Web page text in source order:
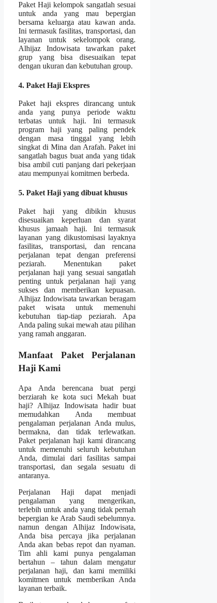
Paket Haji kelompok sangatlah sesuai
untuk anda yang mau bepergian
bersama keluarga atau kawan anda.
Ini termasuk fasilitas, transportasi, dan
layanan untuk sekelompok orang.
Alhijaz Indowisata tawarkan paket
grup yang bisa disesuaikan tepat
dengan ukuran dan kebutuhan group.
4. Paket Haji Ekspres
Paket haji ekspres dirancang untuk
anda yang punya periode waktu
terbatas untuk haji. Ini termasuk
program haji yang paling pendek
dengan masa tinggal yang lebih
singkat di Mina dan Arafah. Paket ini
sangatlah bagus buat anda yang tidak
bisa ambil cuti panjang dari pekerjaan
atau mempunyai komitmen berbeda.
5. Paket Haji yang dibuat khusus
Paket haji yang dibikin khusus
disesuaikan keperluan dan syarat
khusus jamaah haji. Ini termasuk
layanan yang dikustomisasi layaknya
fasilitas, transportasi, dan rencana
perjalanan tepat dengan preferensi
peziarah. Menentukan paket
perjalanan haji yang sesuai sangatlah
penting untuk perjalanan haji yang
sukses dan memberikan kepuasan.
Alhijaz Indowisata tawarkan beragam
paket wisata untuk memenuhi
kebutuhan tiap-tiap peziarah. Apa
Anda paling sukai mewah atau pilihan
yang ramah anggaran.
Manfaat Paket Perjalanan
Haji Kami
Apa Anda berencana buat pergi
berziarah ke kota suci Mekah buat
haji? Alhijaz Indowisata hadir buat
memudahkan Anda membuat
pengalaman perjalanan Anda mulus,
bermakna, dan tidak terlewatkan.
Paket perjalanan haji kami dirancang
untuk memenuhi seluruh kebutuhan
Anda, dimulai dari fasilitas sampai
transportasi, dan segala sesuatu di
antaranya.
Perjalanan Haji dapat menjadi
pengalaman yang mengerikan,
terlebih untuk anda yang tidak pernah
bepergian ke Arab Saudi sebelumnya.
namun dengan Alhijaz Indowisata,
Anda bisa percaya jika perjalanan
Anda akan bebas repot dan nyaman.
Tim ahli kami punya pengalaman
bertahun – tahun dalam mengatur
perjalanan haji, dan kami memiliki
komitmen untuk memberikan Anda
layanan terbaik.